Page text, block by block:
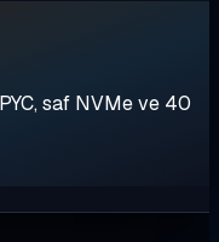
saf NVMe ve 40